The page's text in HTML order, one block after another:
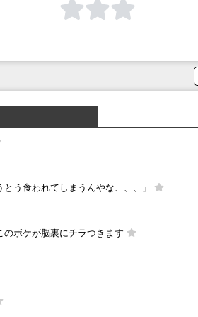
う食われてしまうんやな、、、」
のボケが脳裏にチラつきます